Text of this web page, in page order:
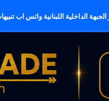
الجبهة الداخلية اللبنانية واتس اب